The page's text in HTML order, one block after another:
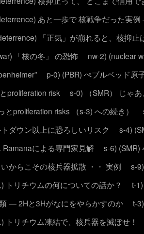
あと一歩で 核戦争だった実例
「正気」が崩れると、核抑止
「核の冬」 の恐怖
nw-2) (nuclear
p-0) (PBR) ぺブルベッド原
proliferation risk
s-0) （SMR） じゃ
とproliferation risks （s-3) への続き）
ダウン以上に恐ろしいリスク
s-4)
Ramanaによる専門家見解
s-6) (SMR)
からこその核兵器拡散 ・・ 実例
s-
トリチウムの何についての話か？
t-
― 2Hと3Hがなにをやらかすのか
t-
トリチウム凍結で、核兵器を滅ぼせ！